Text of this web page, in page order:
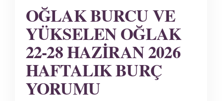
OĞLAK BURCU VE
YÜKSELEN OĞLAK
22-28 HAZIRAN 2026
HAFTALIK BURÇ
YORUMU